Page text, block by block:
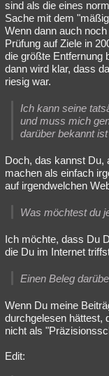
sind als die eines
Sache mit dem
Wenn dann auch
Prüfung auf Ziele in
die größte Entfernung
dann wird klar, dass
riesig war.
Ich kann seine
und muss mich
darüber bekannt
Doch, das kannst Du,
machen als einfach
auf irgendwelchen
Was möchtest du
Ich möchte, dass Du
die Du im Internet
Einen Beleg
Wenn Du meine
durchgelesen hättest,
nicht als
Edit: